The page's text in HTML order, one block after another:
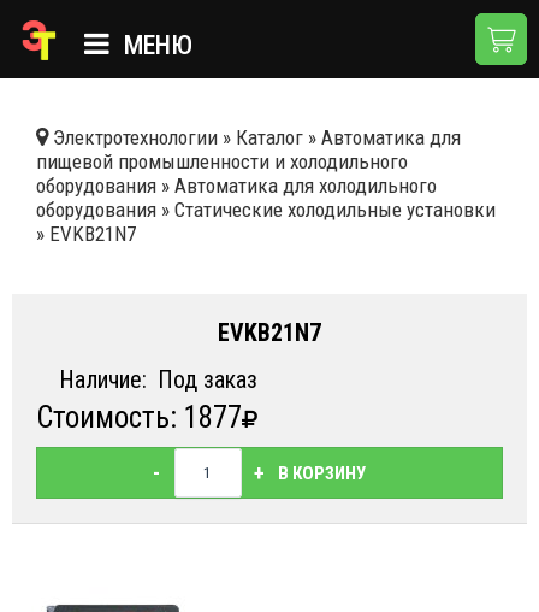
МЕНЮ
КАТАЛОГ
О КОМПАНИИ
ДОСТАВКА И ОПЛАТА
КОНТАКТЫ
Электротехнологии » Каталог » Автоматика для
пищевой промышленности и холодильного
оборудования » Автоматика для холодильного
оборудования » Статические холодильные установки
» EVKB21N7
EVKB21N7
Наличие: Под заказ
Стоимость: 1877
- + В КОРЗИНУ